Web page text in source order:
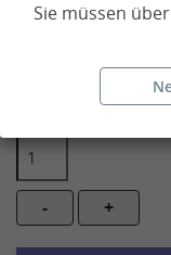
(CHF 12.25 les 75 cl)
- +
Sie müssen